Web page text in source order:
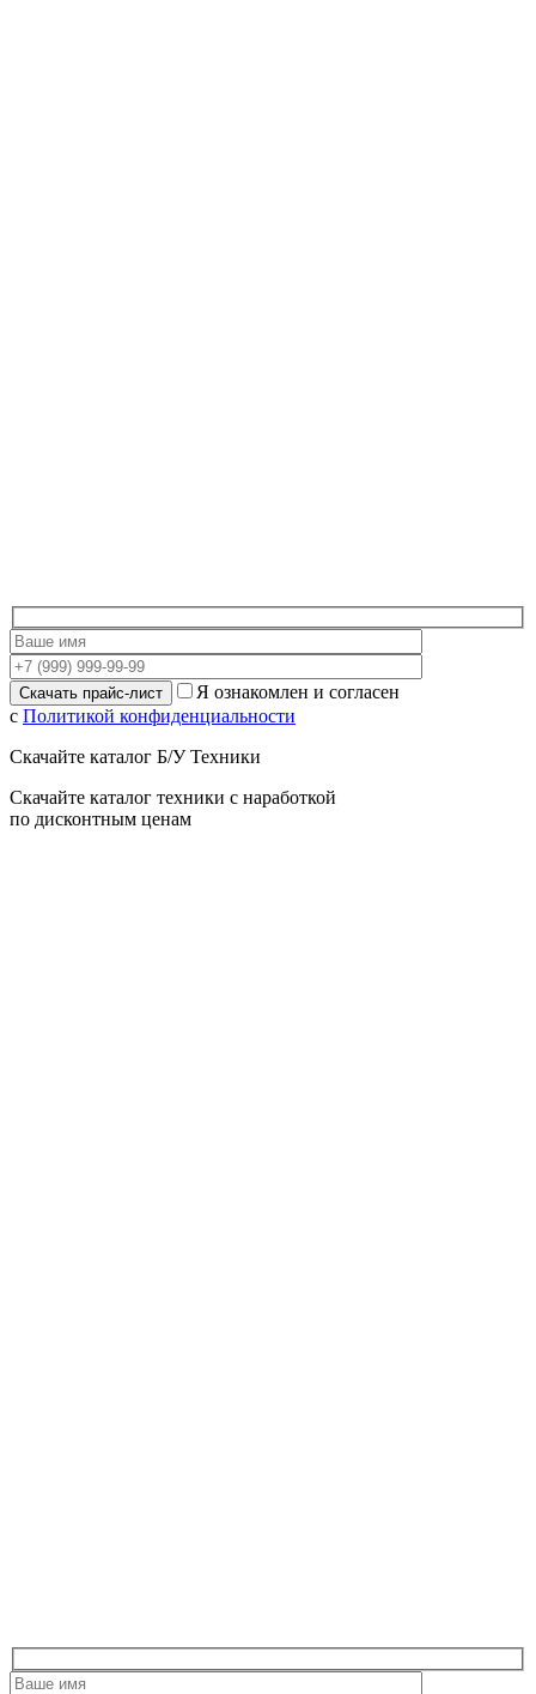
Я ознакомлен и согласен
с Политикой конфиденциальности
Скачайте каталог Б/У Техники
Скачайте каталог техники с наработкой
по дисконтным ценам